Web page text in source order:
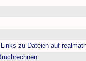
zu Dateien auf